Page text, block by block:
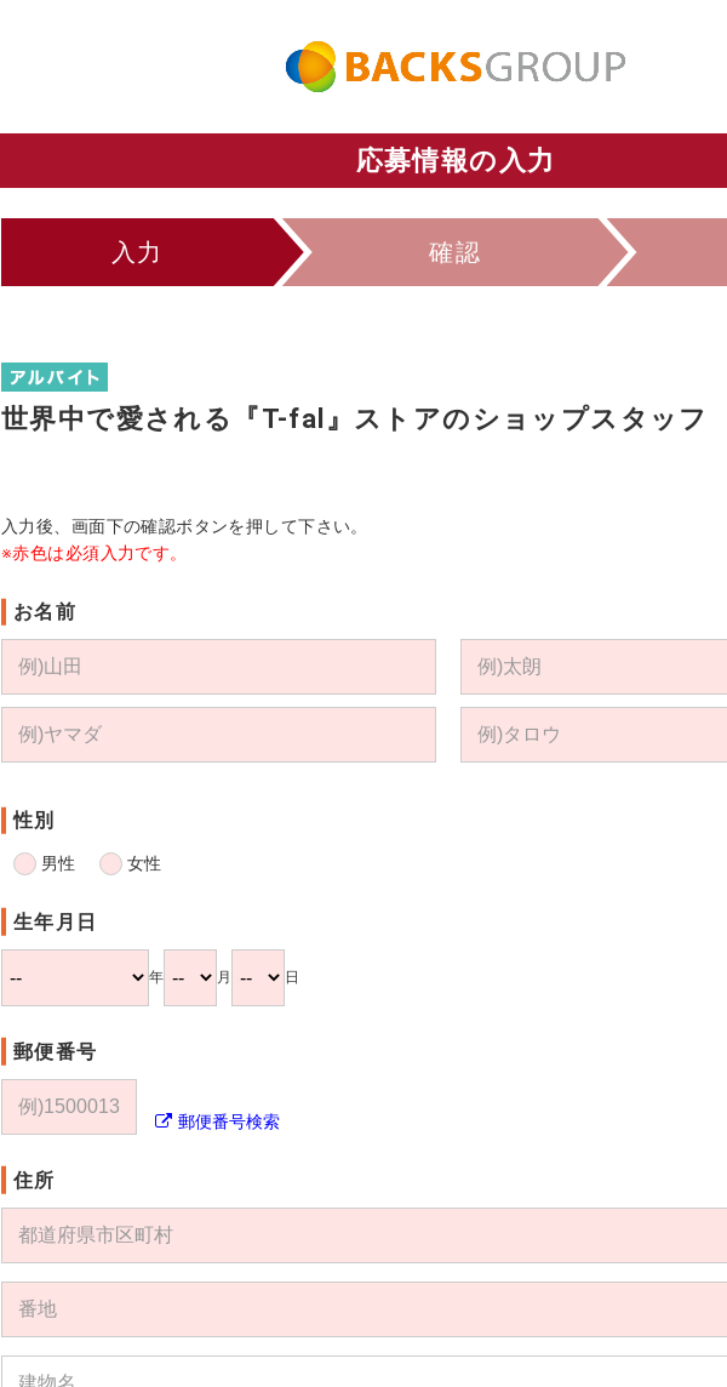
応募情報の入力
入力 確認
世界中で愛される『T-fal』ストアのショップスタッフ
入力後、画面下の確認ボタンを押して下さい。
※赤色は必須入力です。
お名前
性別
男性 女性
生年月日
年 月 日
郵便番号
郵便番号検索
住所